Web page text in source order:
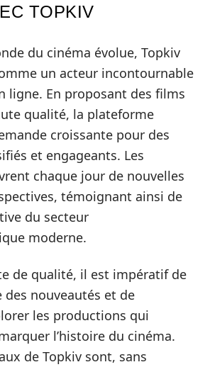
TOPKIV
du cinéma évolue, Topkiv
un acteur incontournable
ligne. En proposant des films
qualité, la plateforme
croissante pour des
et engageants. Les
chaque jour de nouvelles
témoignant ainsi de
du secteur
moderne.
de qualité, il est impératif de
des nouveautés et de
les productions qui
l’histoire du cinéma.
de Topkiv sont, sans